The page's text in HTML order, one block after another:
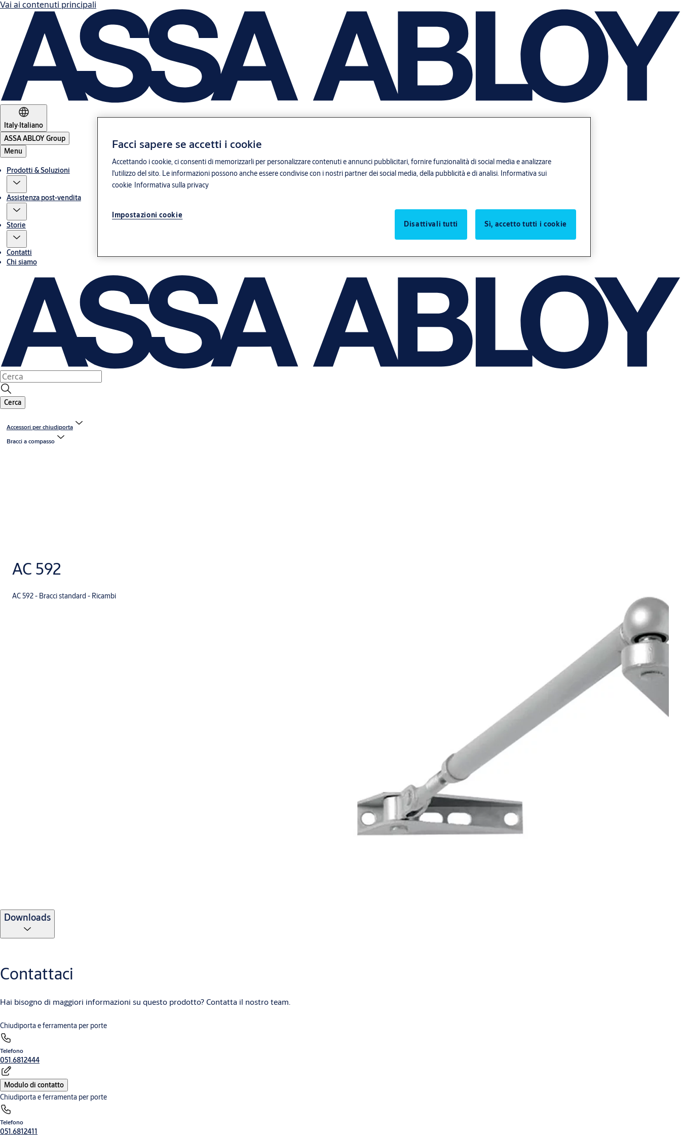
Vai ai contenuti principali
Italy·Italiano
ASSA ABLOY Group
Menu
Prodotti & Soluzioni
Assistenza post-vendita
Storie
Contatti
Chi siamo
Cerca
Accessori per chiudiporta
Bracci a compasso
AC 592
AC 592 - Bracci standard - Ricambi
Downloads
Contattaci
Hai bisogno di maggiori informazioni su questo prodotto? Contatta il nostro team.
Chiudiporta e ferramenta per porte
Telefono
051.6812444
Modulo di contatto
Chiudiporta e ferramenta per porte
Telefono
051.6812411
Facci sapere se accetti i cookie
Accettando i cookie, ci consenti di memorizzarli per personalizzare contenuti e annunci pubblicitari, fornire funzionalità di social media e analizzare
l'utilizzo del sito. Le informazioni possono anche essere condivise con i nostri partner dei social media, della pubblicità e di analisi. Informativa sui
cookie Informativa sulla privacy
Impostazioni cookie
Disattivali tutti
Sì, accetto tutti i cookie